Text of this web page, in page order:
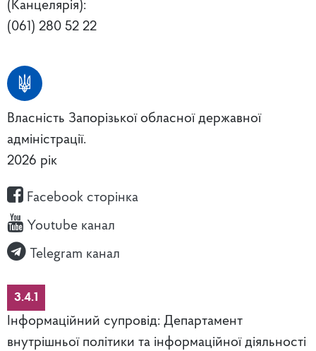
(Канцелярія):
(061) 280 52 22
Власність Запорізької обласної державної
адміністрації.
2026 рік
Facebook сторінка
Youtube канал
Telegram канал
3.4.1
Інформаційний супровід: Департамент
внутрішньої політики та інформаційної діяльності